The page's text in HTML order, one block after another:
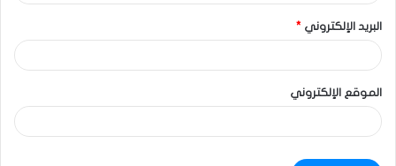
البريد الإلكتروني *
الموقع الإلكتروني